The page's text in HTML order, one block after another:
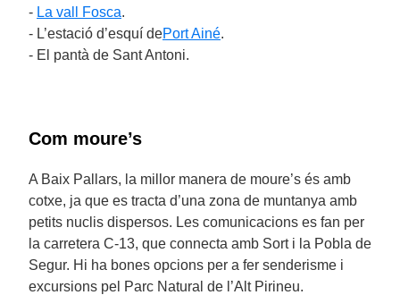
- La vall Fosca.
- L’estació d’esquí dePort Ainé.
- El pantà de Sant Antoni.
Com moure’s
A Baix Pallars, la millor manera de moure’s és amb
cotxe, ja que es tracta d’una zona de muntanya amb
petits nuclis dispersos. Les comunicacions es fan per
la carretera C-13, que connecta amb Sort i la Pobla de
Segur. Hi ha bones opcions per a fer senderisme i
excursions pel Parc Natural de l’Alt Pirineu.